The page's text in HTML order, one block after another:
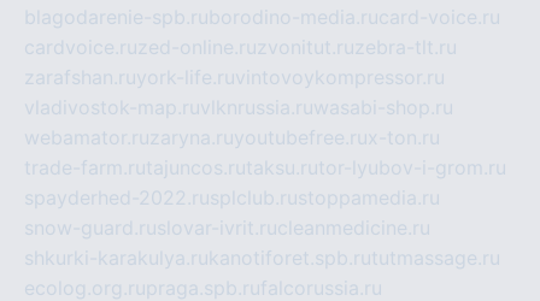
blagodarenie-spb.ruborodino-media.rucard-voice.ru
cardvoice.ruzed-online.ruzvonitut.ruzebra-tlt.ru
zarafshan.ruyork-life.ruvintovoykompressor.ru
vladivostok-map.ruvlknrussia.ruwasabi-shop.ru
webamator.ruzaryna.ruyoutubefree.rux-ton.ru
trade-farm.rutajuncos.rutaksu.rutor-lyubov-i-grom.ru
spayderhed-2022.rusplclub.rustoppamedia.ru
snow-guard.ruslovar-ivrit.rucleanmedicine.ru
shkurki-karakulya.rukanotiforet.spb.rututmassage.ru
ecolog.org.rupraga.spb.rufalcorussia.ru